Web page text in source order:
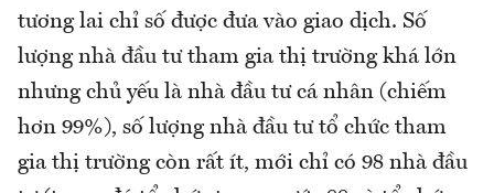
tương lai chỉ số được đưa vào giao dịch. Số
lượng nhà đầu tư tham gia thị trường khá lớn
nhưng chủ yếu là nhà đầu tư cá nhân (chiếm
hơn 99%), số lượng nhà đầu tư tổ chức tham
gia thị trường còn rất ít, mới chỉ có 98 nhà đầu